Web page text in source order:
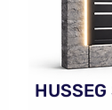
HUSSEG